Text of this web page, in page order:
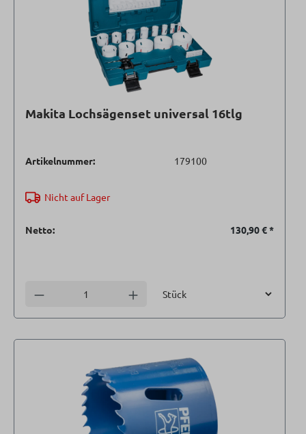
Makita Lochsägenset universal 16tlg
Artikelnummer: 179100
Nicht auf Lager
Netto: 130,90 €*
Anzahl verringern Anzahl erhöhen